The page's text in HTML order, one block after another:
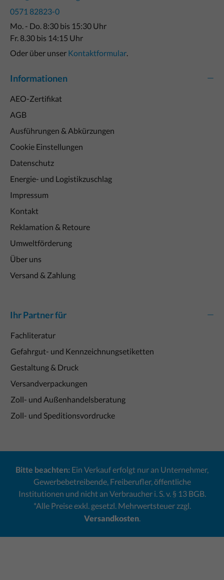
0571 82823-0
Mo. - Do. 8:30 bis 15:30 Uhr
Fr. 8.30 bis 14:15 Uhr
Oder über unser Kontaktformular
Informationen
AEO-Zertifikat
AGB
Ausführungen & Abkürzungen
Cookie Einstellungen
Datenschutz
Energie- und Logistikzuschlag
Impressum
Kontakt
Reklamation & Retoure
Umweltförderung
Über uns
Versand & Zahlung
Ihr Partner für
Fachliteratur
Gefahrgut- und Kennzeichnungsetiketten
Gestaltung & Druck
Versandverpackungen
Zoll- und Außenhandelsberatung
Zoll- und Speditionsvordrucke
Bitte beachten: Ein Verkauf erfolgt nur an Unternehmer,
Gewerbebetreibende, Freiberufler, öffentliche
Institutionen und nicht an Verbraucher i. S. v. § 13 BGB.
*Alle Preise exkl. gesetzl. Mehrwertsteuer zzgl.
Versandkosten.